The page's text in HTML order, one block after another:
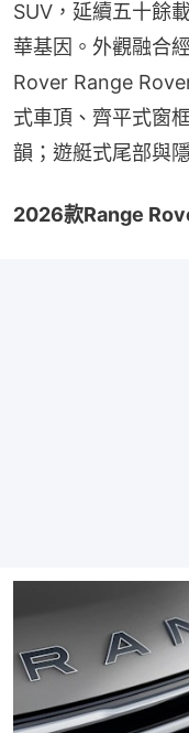
SUV，延續五十餘
華基因。外觀融合
Rover Range
式車頂、齊平式窗
韻；遊艇式尾部與
2026款Range